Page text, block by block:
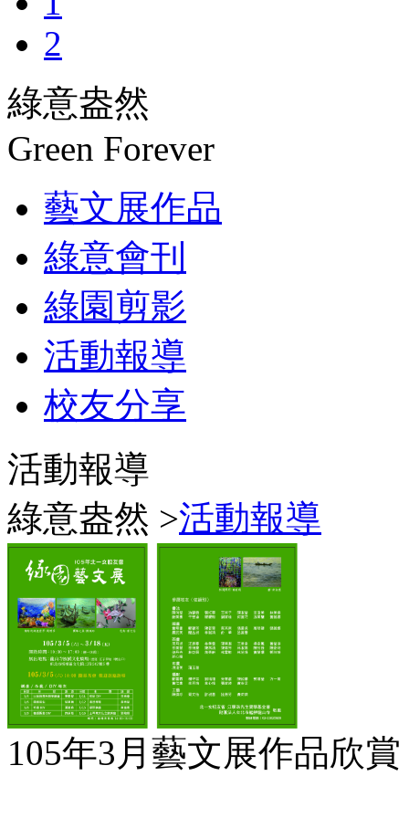
2
綠意盎然
Green Forever
藝文展作品
綠意會刊
綠園剪影
活動報導
校友分享
活動報導
綠意盎然 >活動報導
105年3月藝文展作品欣賞